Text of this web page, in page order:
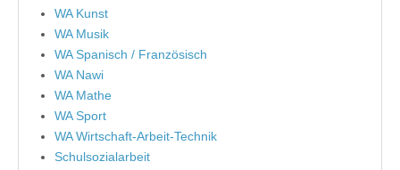
WA Kunst
WA Musik
WA Spanisch / Französisch
WA Nawi
WA Mathe
WA Sport
WA Wirtschaft-Arbeit-Technik
Schulsozialarbeit